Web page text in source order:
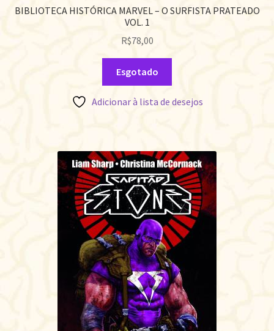
BIBLIOTECA HISTÓRICA MARVEL – O SURFISTA PRATEADO
VOL. 1
R$78,00
Esgotado
Adicionar à lista de desejos